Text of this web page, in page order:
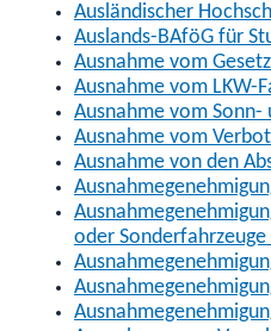
Ausländischer
Auslands-BAföG für
Ausnahme vom
Ausnahme vom LKW-
Ausnahme vom
Ausnahme vom
Ausnahme von den
oder Sonderfahrzeuge